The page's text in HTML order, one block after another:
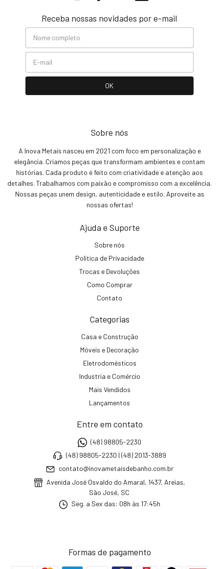
Receba nossas novidades por e-mail
Sobre nós
A Inova Metais nasceu em 2021 com foco em personalização e
elegância. Criamos peças que transformam ambientes e contam
histórias. Cada produto é feito com criatividade e atenção aos
detalhes. Trabalhamos com paixão e compromisso com a excelência.
Nossas peças unem design, autenticidade e estilo. Aproveite as
nossas ofertas!
Ajuda e Suporte
Sobre nós
Política de Privacidade
Trocas e Devoluções
Como Comprar
Contato
Categorias
Casa e Construção
Móveis e Decoração
Eletrodomésticos
Industria e Comércio
Mais Vendidos
Lançamentos
Entre em contato
(48) 98805-2230
(48) 98805-2230 | (48) 2013-3889
contato@inovametaisdebanho.com.br
Avenida José Osvaldo do Amaral, 1437, Areias,
São José, SC
Seg. a Sex das: 08h às 17:45h
Formas de pagamento